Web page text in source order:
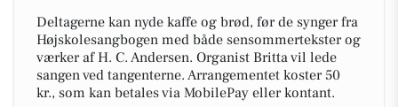
Deltagerne kan nyde kaffe og brød, før de synger fra
Højskolesangbogen med både sensommertekster og
værker af H. C. Andersen. Organist Britta vil lede
sangen ved tangenterne. Arrangementet koster 50
kr., som kan betales via MobilePay eller kontant.